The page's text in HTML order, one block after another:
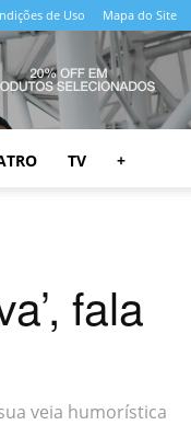
de Uso Mapa do Site
TV +
fala
veia humorística